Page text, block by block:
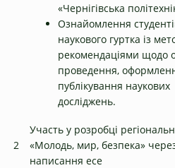
«Чернігівська
Ознайомлення
наукового гуртка із
рекомендаціями щодо
проведення,
публікування наукових
досліджень.
2
Участь у розробці
«Молодь, мир, безпека»
написання есе